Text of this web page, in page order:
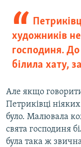
художників
господиня.
білила хату,
Але якщо
Петриківці
було. Малювала
свята господиня
була така ж